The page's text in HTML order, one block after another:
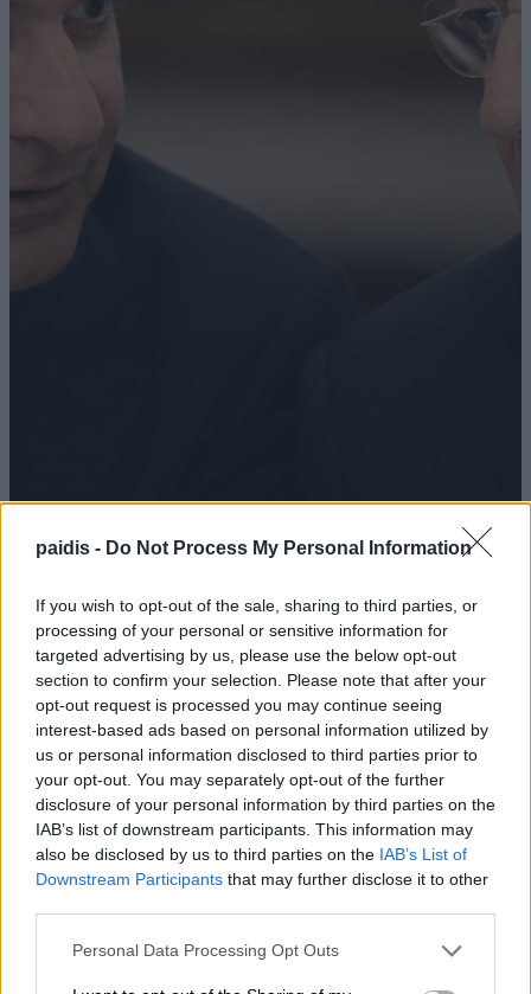
paidis - Do Not Process My Personal Information
If you wish to opt-out of the sale, sharing to third parties, or
processing of your personal or sensitive information for
targeted advertising by us, please use the below opt-out
section to confirm your selection. Please note that after your
opt-out request is processed you may continue seeing
interest-based ads based on personal information utilized by
us or personal information disclosed to third parties prior to
your opt-out. You may separately opt-out of the further
disclosure of your personal information by third parties on the
IAB’s list of downstream participants. This information may
also be disclosed by us to third parties on the IAB’s List of
Downstream Participants that may further disclose it to other
Personal Data Processing Opt Outs
Αγοράζουμε όπλα, όχι όμως εθνική
08/08/2026 , 23:57
Μ. Χαρακόπουλος: Ο ΕΛΓΑ αδυνατεί να
εντάξει σε ΚΟΕ τα βιολογικά μήλα
08/08/2026 , 19:16
Ξεκίνησε ο φωτογραφικός διαγωνισμός
«TLOUPAS PATH 2026»